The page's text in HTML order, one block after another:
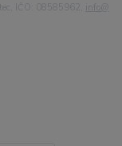
IČO: 08585962,
info@